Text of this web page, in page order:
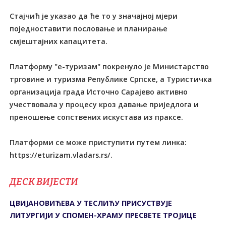
Стајчић је указао да ће то у значајној мјери
поједноставити пословање и планирање
смјештајних капацитета.
Платформу "е-туризам" покренуло је Министарство
трговине и туризма Републике Српске, а Туристичка
организација града Источно Сарајево активно
учествовала у процесу кроз давање приједлога и
преношење сопствених искустава из праксе.
Платформи се може приступити путем линка:
https://eturizam.vladars.rs/.
ДЕСК ВИЈЕСТИ
ЦВИЈАНОВИЋЕВА У ТЕСЛИЋУ ПРИСУСТВУЈЕ
ЛИТУРГИЈИ У СПОМЕН-ХРАМУ ПРЕСВЕТЕ ТРОЈИЦЕ